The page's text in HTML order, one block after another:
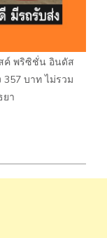
ค์ พริซิชั่น อินดัส
บาท ไม่รวม
ยา